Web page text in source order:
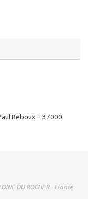
Reboux – 37000
DU ROCHER - France